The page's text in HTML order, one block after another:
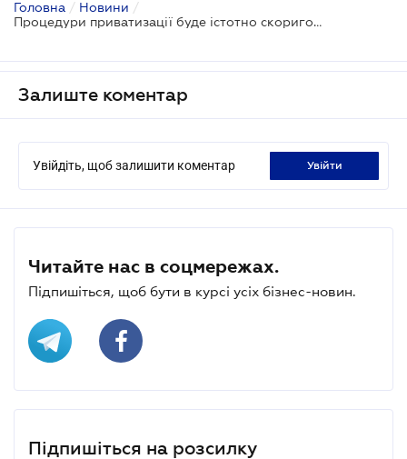
Головна / Новини /
Процедури приватизації буде істотно скориговано
Залиште коментар
Увійдіть, щоб залишити коментар увійти
Читайте нас в соцмережах.
Підпишіться, щоб бути в курсі усіх бізнес-новин.
Підпишіться на розсилку